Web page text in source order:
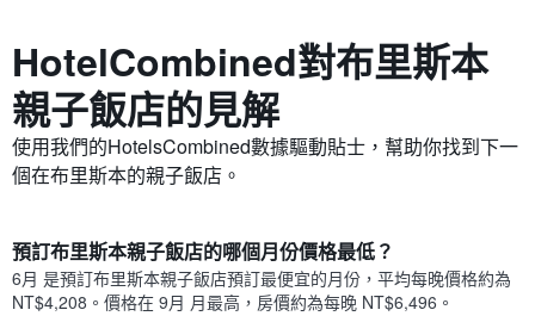
HotelCombined對布里斯本​
親子飯店的見解
使用我們的HotelsCombined數據驅動貼士，幫助你找到下一
個在布里斯本的親子飯店。
預訂布里斯本親子飯店的哪個月份價格最低？
6月 是預訂布里斯本親子飯店預訂最便宜的月份，平均每晚價格約為
NT$4,208。價格在 9月 月最高，房價約為每晚 NT$6,496。